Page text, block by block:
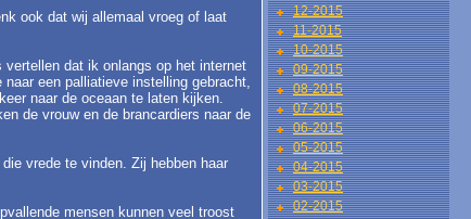
ook dat wij allemaal vroeg of laat
dat ik onlangs op het internet
een palliatieve instelling gebracht,
naar de oceaan te laten kijken.
de vrouw en de brancardiers naar de
vrede te vinden. Zij hebben haar
mensen kunnen veel troost
12-2015
11-2015
10-2015
09-2015
08-2015
07-2015
06-2015
05-2015
04-2015
03-2015
02-2015